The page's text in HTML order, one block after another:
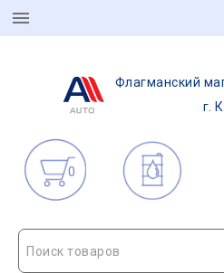
Флагманский
г.
0
Поиск товаров